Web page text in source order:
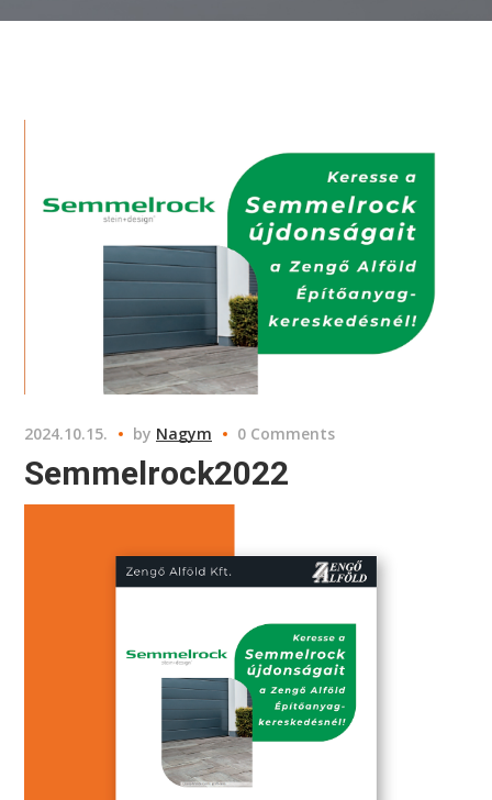
2024.10.15. by Nagym 0 Comments
Semmelrock2022